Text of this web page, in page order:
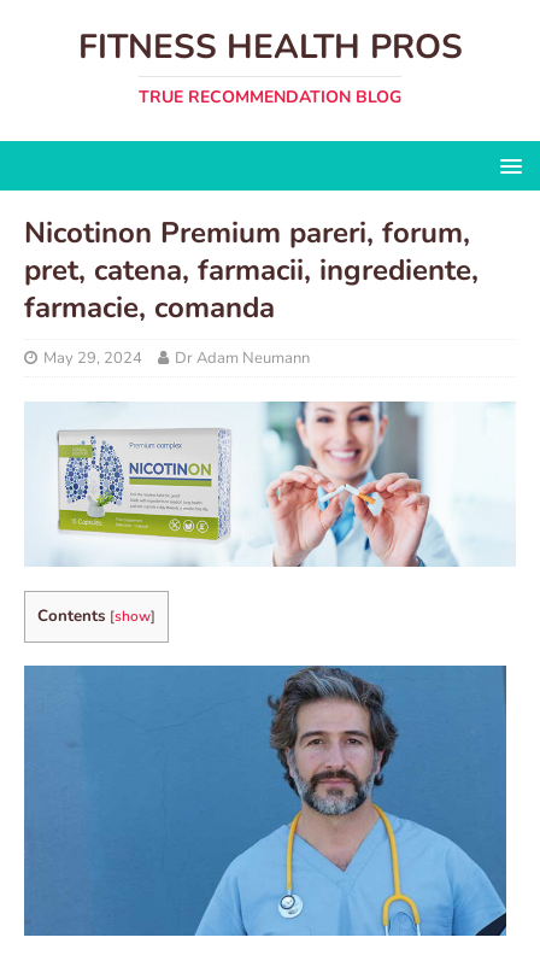
FITNESS HEALTH PROS
TRUE RECOMMENDATION BLOG
Nicotinon Premium pareri, forum,
pret, catena, farmacii, ingrediente,
farmacie, comanda
May 29, 2024 Dr Adam Neumann
Contents [show]